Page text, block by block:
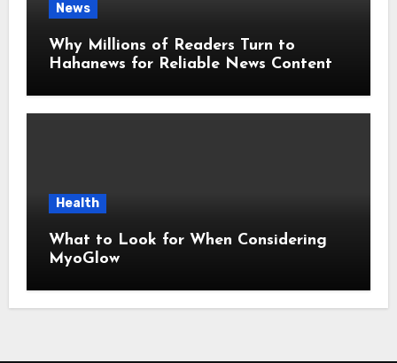
News
Why Millions of Readers Turn to
Hahanews for Reliable News Content
Health
What to Look for When Considering
MyoGlow